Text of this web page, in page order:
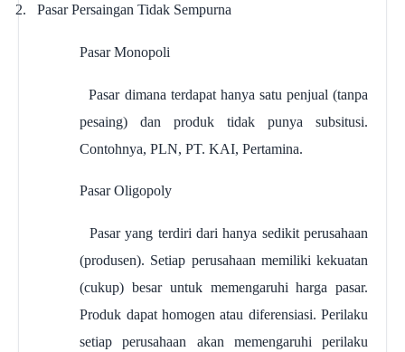
2. Pasar Persaingan Tidak Sempurna
Pasar Monopoli
Pasar dimana terdapat hanya satu penjual (tanpa
pesaing) dan produk tidak punya subsitusi.
Contohnya, PLN, PT. KAI, Pertamina.
Pasar Oligopoly
Pasar yang terdiri dari hanya sedikit perusahaan
(produsen). Setiap perusahaan memiliki kekuatan
(cukup) besar untuk memengaruhi harga pasar.
Produk dapat homogen atau diferensiasi. Perilaku
setiap perusahaan akan memengaruhi perilaku